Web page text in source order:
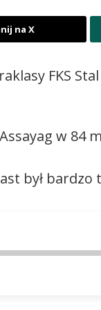
na X
FKS
w 84
był